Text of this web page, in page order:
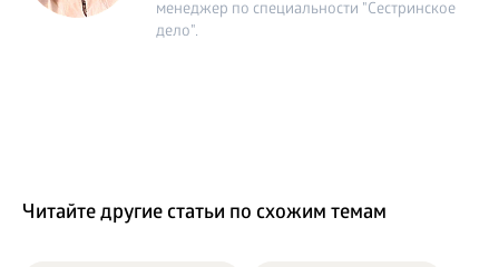
менеджер по специальности "Сестринское
дело".
Читайте другие статьи по схожим темам